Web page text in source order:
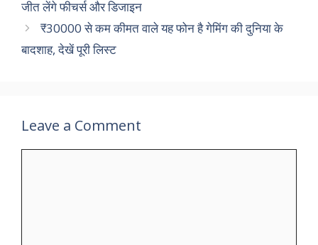
जीत लेंगे फीचर्स और डिजाइन
₹30000 से कम कीमत वाले यह फोन है गेमिंग की दुनिया के
बादशाह, देखें पूरी लिस्ट
Leave a Comment